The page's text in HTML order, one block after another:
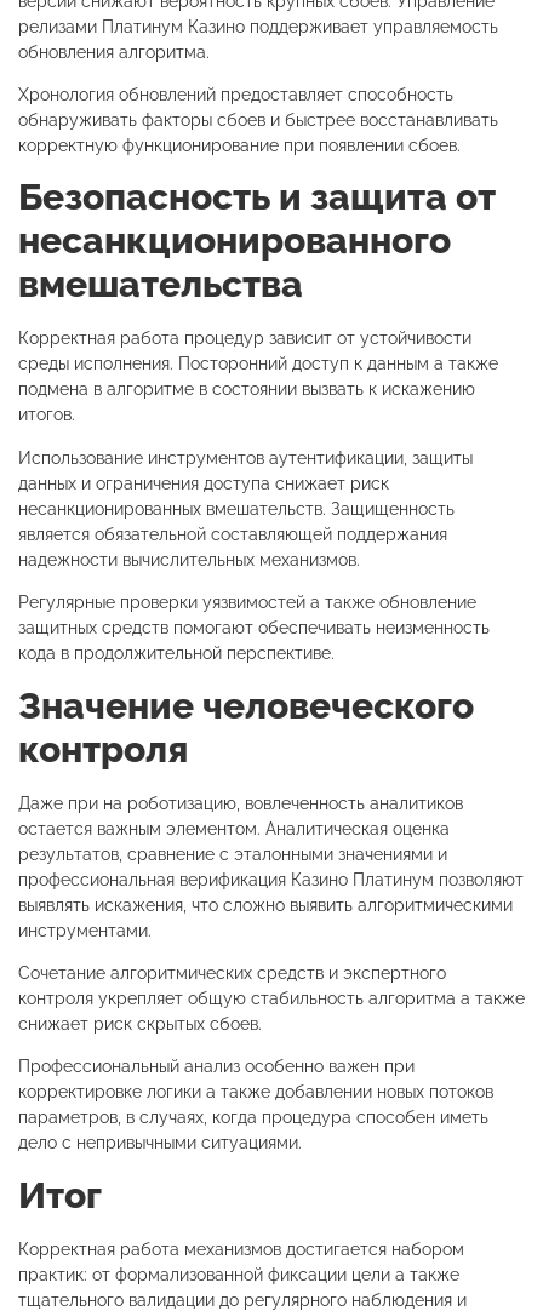
релизами Платинум Казино поддерживает управляемость
обновления алгоритма.
Хронология обновлений предоставляет способность
обнаруживать факторы сбоев и быстрее восстанавливать
корректную функционирование при появлении сбоев.
Безопасность и защита от
несанкционированного
вмешательства
Корректная работа процедур зависит от устойчивости
среды исполнения. Посторонний доступ к данным а также
подмена в алгоритме в состоянии вызвать к искажению
итогов.
Использование инструментов аутентификации, защиты
данных и ограничения доступа снижает риск
несанкционированных вмешательств. Защищенность
является обязательной составляющей поддержания
надежности вычислительных механизмов.
Регулярные проверки уязвимостей а также обновление
защитных средств помогают обеспечивать неизменность
кода в продолжительной перспективе.
Значение человеческого
контроля
Даже при на роботизацию, вовлеченность аналитиков
остается важным элементом. Аналитическая оценка
результатов, сравнение с эталонными значениями и
профессиональная верификация Казино Платинум позволяют
выявлять искажения, что сложно выявить алгоритмическими
инструментами.
Сочетание алгоритмических средств и экспертного
контроля укрепляет общую стабильность алгоритма а также
снижает риск скрытых сбоев.
Профессиональный анализ особенно важен при
корректировке логики а также добавлении новых потоков
параметров, в случаях, когда процедура способен иметь
дело с непривычными ситуациями.
Итог
Корректная работа механизмов достигается набором
практик: от формализованной фиксации цели а также
тщательного валидации до регулярного наблюдения и